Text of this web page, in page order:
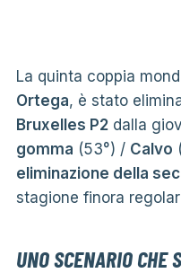
La quinta coppia
Ortega, è stato
Bruxelles P2dalla
gomma (53°) / Calvo
eliminazione della
stagione finora
UNO SCENARIO CHE